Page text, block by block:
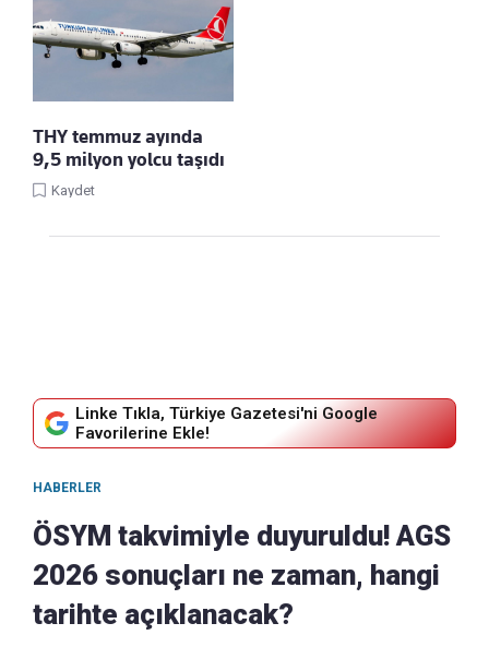
THY temmuz ayında
9,5 milyon yolcu taşıdı
Kaydet
Linke Tıkla, Türkiye Gazetesi'ni Google
Favorilerine Ekle!
HABERLER
ÖSYM takvimiyle duyuruldu! AGS
2026 sonuçları ne zaman, hangi
tarihte açıklanacak?